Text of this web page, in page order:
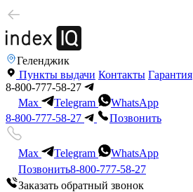
Геленджик
Пункты выдачи Контакты Гарантия
8-800-777-58-27
Max
Telegram
WhatsApp
8-800-777-58-27
Позвонить
Max Telegram
WhatsApp
Позвонить8-800-777-58-27
Заказать обратный звонок